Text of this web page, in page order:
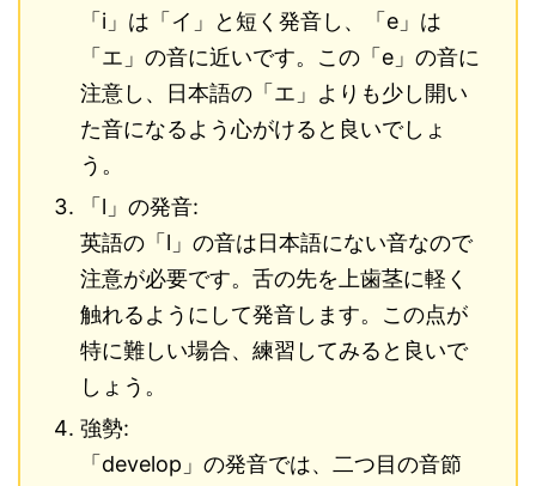
「i」は「イ」と短く発音し、「e」は
「エ」の音に近いです。この「e」の音に
注意し、日本語の「エ」よりも少し開い
た音になるよう心がけると良いでしょ
う。
「l」の発音:
英語の「l」の音は日本語にない音なので
注意が必要です。舌の先を上歯茎に軽く
触れるようにして発音します。この点が
特に難しい場合、練習してみると良いで
しょう。
強勢:
「develop」の発音では、二つ目の音節